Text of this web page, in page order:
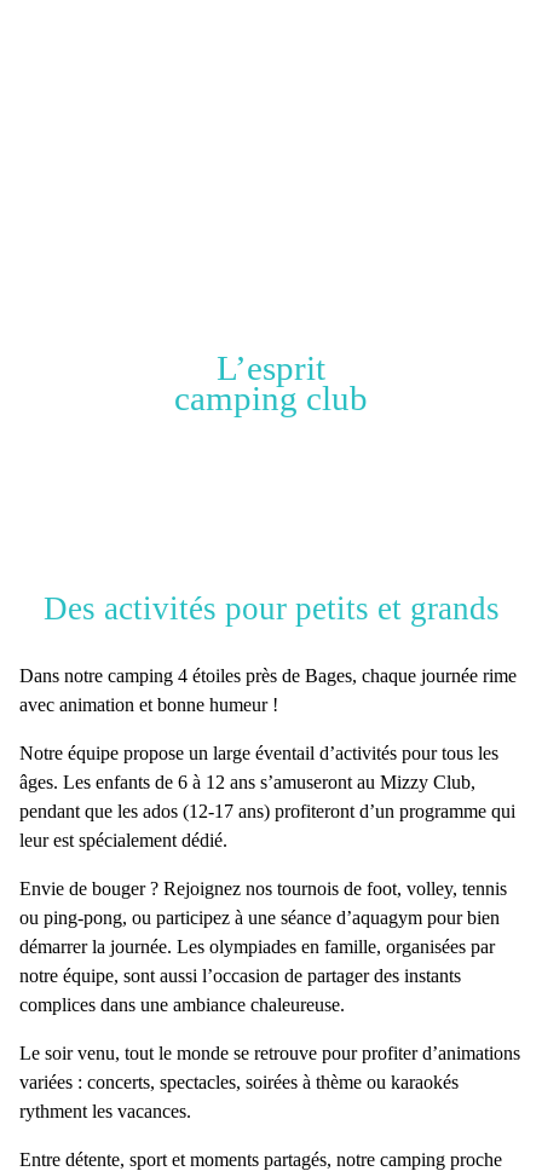
L’esprit
camping club
Des activités pour petits et grands
Dans notre camping 4 étoiles près de Bages, chaque journée rime
avec animation et bonne humeur !
Notre équipe propose un large éventail d’activités pour tous les
âges. Les enfants de 6 à 12 ans s’amuseront au Mizzy Club,
pendant que les ados (12-17 ans) profiteront d’un programme qui
leur est spécialement dédié.
Envie de bouger ? Rejoignez nos tournois de foot, volley, tennis
ou ping-pong, ou participez à une séance d’aquagym pour bien
démarrer la journée. Les olympiades en famille, organisées par
notre équipe, sont aussi l’occasion de partager des instants
complices dans une ambiance chaleureuse.
Le soir venu, tout le monde se retrouve pour profiter d’animations
variées : concerts, spectacles, soirées à thème ou karaokés
rythment les vacances.
Entre détente, sport et moments partagés, notre camping proche